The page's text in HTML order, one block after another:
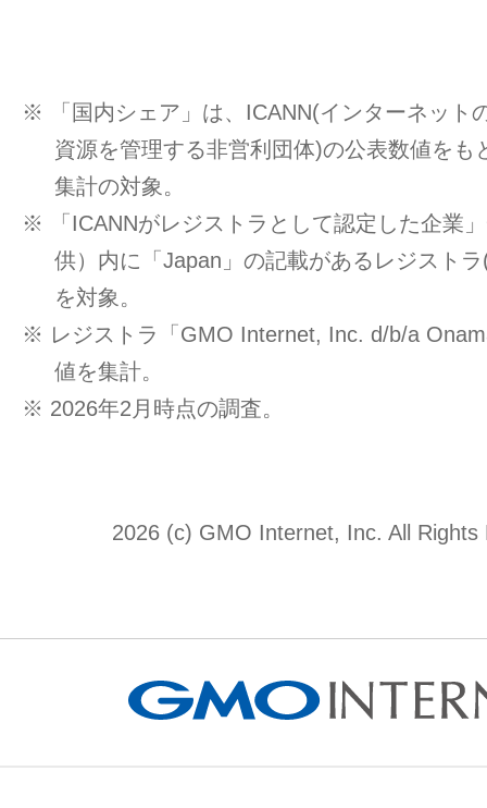
※ 「国内シェア」は、ICANN(インターネット
資源を管理する非営利団体)の公表数値をも
集計の対象。
※ 「ICANNがレジストラとして認定した企業
供）内に「Japan」の記載があるレジスト
を対象。
※ レジストラ「GMO Internet, Inc. d/b/a
値を集計。
※ 2026年2月時点の調査。
2026 (c) GMO Internet, Inc. All Rights